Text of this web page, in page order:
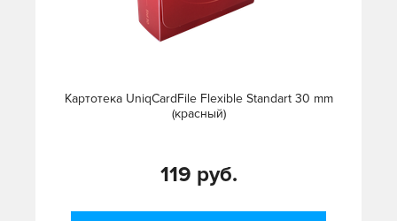
Картотека UniqCardFile Flexible Standart 30 mm
(красный)
119 руб.